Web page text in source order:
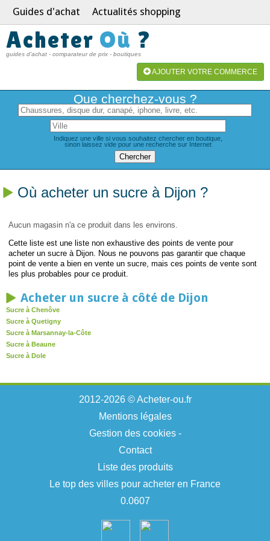
Guides d'achat Actualités shopping
Acheter Où ?
guides d'achat - comparateur de prix - boutiques
AJOUTER VOTRE COMMERCE
Que cherchez-vous ?
Indiquez une ville si vous souhaitez chercher en boutique,
sinon laissez vide pour une recherche sur Internet
Où acheter un sucre à Dijon ?
Aucun magasin n'a ce produit dans les environs.
Cette liste est une liste non exhaustive des points de vente pour
acheter un sucre à Dijon. Nous ne pouvons pas garantir que chaque
point de vente a bien en vente un sucre, mais ces points de vente sont
les plus probables pour ce produit.
Acheter un sucre à côté de Dijon
Sucre à Chenôve
Sucre à Quetigny
Sucre à Marsannay-la-Côte
Sucre à Beaune
Sucre à Dole
2012-2026 © Acheter-ou.fr
Mentions légales
Gestion des cookies-
Contact
Liste des produits
Le top des villes pour acheter en France
0.0607